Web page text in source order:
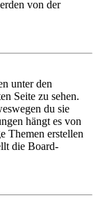
von der
unter den
Seite zu sehen.
du sie
hängt es von
Themen erstellen
die Board-